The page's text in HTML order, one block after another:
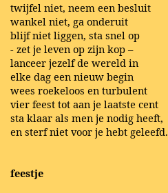
twijfel niet, neem een besluit
wankel niet, ga onderuit
blijf niet liggen, sta snel op
- zet je leven op zijn kop –
lanceer jezelf de wereld in
elke dag een nieuw begin
wees roekeloos en turbulent
vier feest tot aan je laatste cent
sta klaar als men je nodig heeft,
en sterf niet voor je hebt geleefd.
feestje